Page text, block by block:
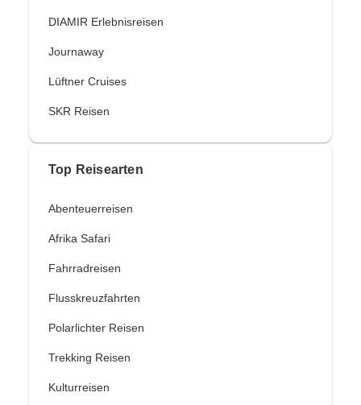
DIAMIR Erlebnisreisen
Journaway
Lüftner Cruises
SKR Reisen
Top Reisearten
Abenteuerreisen
Afrika Safari
Fahrradreisen
Flusskreuzfahrten
Polarlichter Reisen
Trekking Reisen
Kulturreisen